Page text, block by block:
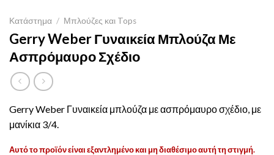
Κατάστημα / Μπλούζες και Tops
Gerry Weber Γυναικεία Μπλούζα Με
Ασπρόμαυρο Σχέδιο
Gerry Weber Γυναικεία μπλούζα με ασπρόμαυρο σχέδιο, με
μανίκια 3/4.
Αυτό το προϊόν είναι εξαντλημένο και μη διαθέσιμο αυτή τη στιγμή.